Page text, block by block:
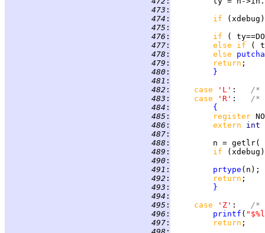
473 :
474 : if
475 :
476 : if
(
477 : else if
(
478 : else
479 : return
480 :
}
481 :
482 : case 'L' :
/*
483 : case 'R' :
/*
484 :
{
485 :
register
486 : extern int
487 :
488 :
489 : if
490 :
491 : prtype
492 : return
493 :
}
494 :
495 : case 'Z' :
/*
496 : printf (
497 : return